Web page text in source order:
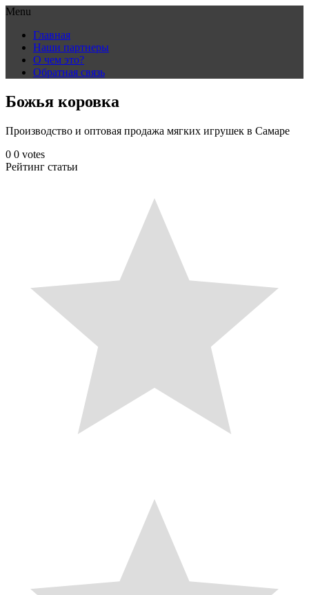
Menu
content
Главная
Наши партнеры
О чем это?
Обратная связь
Божья коровка
Производство и оптовая продажа мягких игрушек в Самаре
0 0 votes
Рейтинг статьи